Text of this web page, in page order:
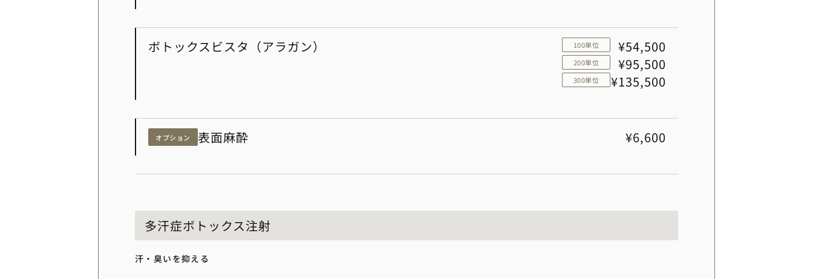
ボトックスビスタ（アラガン） 100単位 ¥54,500
200単位 ¥95,500
300単位 ¥135,500
オプション 表面麻酔 ¥6,600
多汗症ボトックス注射
汗・臭いを抑える